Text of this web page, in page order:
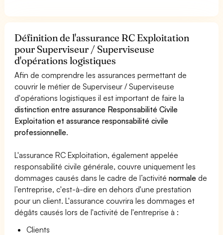
Définition de l'assurance RC Exploitation
pour Superviseur / Superviseuse
d'opérations logistiques
Afin de comprendre les assurances permettant de
couvrir le métier de Superviseur / Superviseuse
d'opérations logistiques il est important de faire la
distinction entre assurance Responsabilité Civile
Exploitation et assurance responsabilité civile
professionnelle.
L'assurance RC Exploitation, également appelée
responsabilité civile générale, couvre uniquement les
dommages causés dans le cadre de l’activiténormale de
l’entreprise, c'est-à-dire en dehors d'une prestation
pour un client. L'assurance couvrira les dommages et
dégâts causés lors de l'activité de l'entreprise à :
Clients